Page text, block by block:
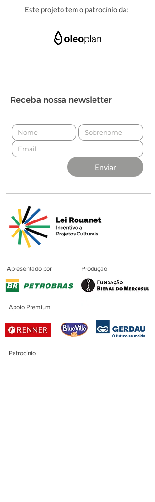
Este projeto tem o patrocínio da:
Receba nossa newsletter
Enviar
Apresentado por Produção
Apoio Premium
Patrocínio